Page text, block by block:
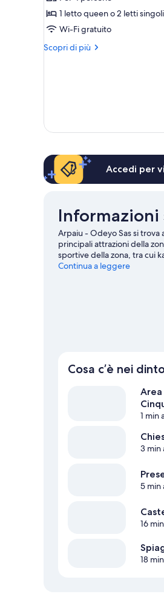
Camera
familiare
1 letto queen o 2 letti singoli
Wi-Fi gratuito
Scopri di più
Altri
Accedi per
Informazioni
Arpaiu - Odeyo Sas si
principali attrazioni della
sportive della zona, tra cui
attività come gite a piedi o
Continua a leggere
Cosa c’è nei
1 min
3 min
5 min
16
18